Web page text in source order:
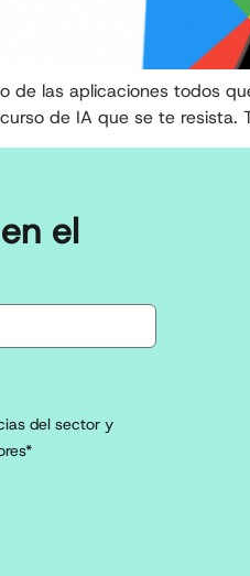
las aplicaciones todos
de IA que se te
el
del sector y